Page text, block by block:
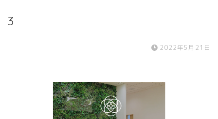
3
2022年5月21日